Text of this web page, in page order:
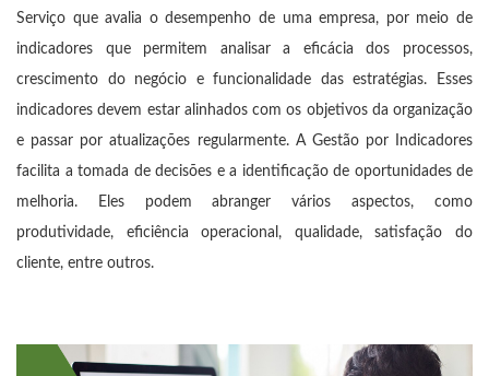
Serviço que avalia o desempenho de uma empresa, por meio de
indicadores que permitem analisar a eficácia dos processos,
crescimento do negócio e funcionalidade das estratégias. Esses
indicadores devem estar alinhados com os objetivos da organização
e passar por atualizações regularmente. A Gestão por Indicadores
facilita a tomada de decisões e a identificação de oportunidades de
melhoria. Eles podem abranger vários aspectos, como
produtividade, eficiência operacional, qualidade, satisfação do
cliente, entre outros.